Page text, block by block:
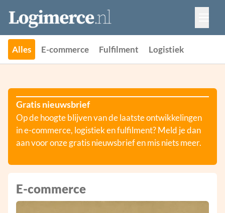
Vacatures
Events
Adverteren
Partners
Alles E-commerce Fulfilment Logistiek
Gratis nieuwsbrief
Op de hoogte blijven van de laatste ontwikkelingen
in e-commerce, logistiek en fulfilment? Meld je dan
aan voor onze gratis nieuwsbrief en mis niets meer.
E-commerce